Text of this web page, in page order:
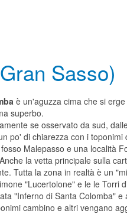
Sasso)
è un'aguzza cima che si
superbo.
se osservato da sud,
po' di chiarezza con i
Malepasso e una località
la vetta principale sulla
Tutta la zona in realtà è un
"Lucertolone" e le le Torri
"Inferno di Santa Colomba"
cambino e altri vengano